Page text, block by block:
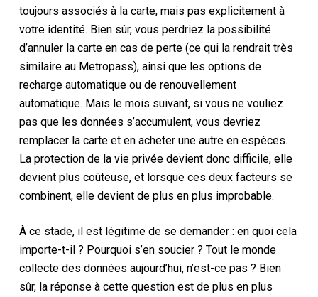
toujours associés à la carte, mais pas explicitement à
votre identité. Bien sûr, vous perdriez la possibilité
d’annuler la carte en cas de perte (ce qui la rendrait très
similaire au Metropass), ainsi que les options de
recharge automatique ou de renouvellement
automatique. Mais le mois suivant, si vous ne vouliez
pas que les données s’accumulent, vous devriez
remplacer la carte et en acheter une autre en espèces.
La protection de la vie privée devient donc difficile, elle
devient plus coûteuse, et lorsque ces deux facteurs se
combinent, elle devient de plus en plus improbable.
À ce stade, il est légitime de se demander : en quoi cela
importe-t-il ? Pourquoi s’en soucier ? Tout le monde
collecte des données aujourd’hui, n’est-ce pas ? Bien
sûr, la réponse à cette question est de plus en plus